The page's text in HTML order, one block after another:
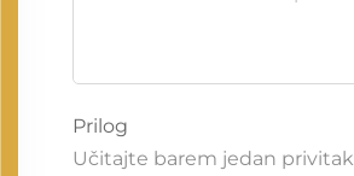
Prilog
Učitajte barem jedan privitak